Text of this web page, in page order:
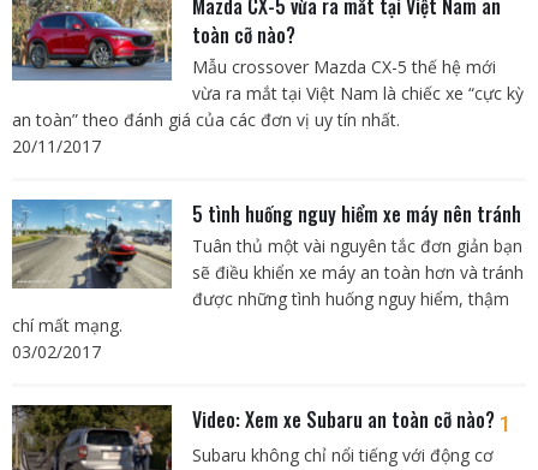
Mazda CX-5 vừa ra mắt tại Việt Nam an
toàn cỡ nào?
Mẫu crossover Mazda CX-5 thế hệ mới
vừa ra mắt tại Việt Nam là chiếc xe “cực kỳ
an toàn” theo đánh giá của các đơn vị uy tín nhất.
20/11/2017
5 tình huống nguy hiểm xe máy nên tránh
Tuân thủ một vài nguyên tắc đơn giản bạn
sẽ điều khiển xe máy an toàn hơn và tránh
được những tình huống nguy hiểm, thậm
chí mất mạng.
03/02/2017
Video: Xem xe Subaru an toàn cỡ nào? 1
Subaru không chỉ nổi tiếng với động cơ